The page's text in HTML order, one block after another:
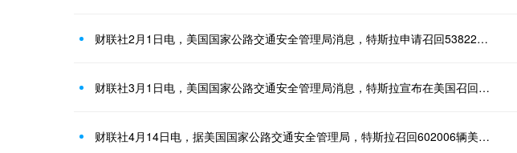
财联社2月1日电，美国国家公路交通安全管理局消息，特斯拉申请召回53822辆美国汽车。
财联社3月1日电，美国国家公路交通安全管理局消息，特斯拉宣布在美国召回9辆汽车。
财联社4月14日电，据美国国家公路交通安全管理局，特斯拉召回602006辆美国汽车。